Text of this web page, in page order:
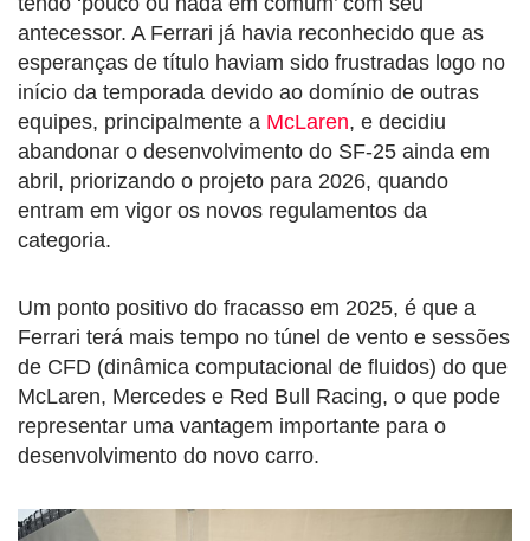
antecessor. A Ferrari já havia reconhecido que as
esperanças de título haviam sido frustradas logo no
início da temporada devido ao domínio de outras
equipes, principalmente a McLaren, e decidiu
abandonar o desenvolvimento do SF-25 ainda em
abril, priorizando o projeto para 2026, quando
entram em vigor os novos regulamentos da
categoria.
Um ponto positivo do fracasso em 2025, é que a
Ferrari terá mais tempo no túnel de vento e sessões
de CFD (dinâmica computacional de fluidos) do que
McLaren, Mercedes e Red Bull Racing, o que pode
representar uma vantagem importante para o
desenvolvimento do novo carro.